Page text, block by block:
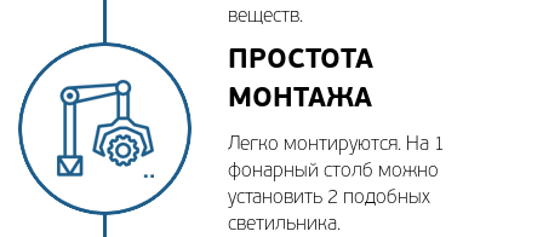
веществ.
ПРОСТОТА
МОНТАЖА
Легко монтируются. На 1
фонарный столб можно
установить 2 подобных
светильника.